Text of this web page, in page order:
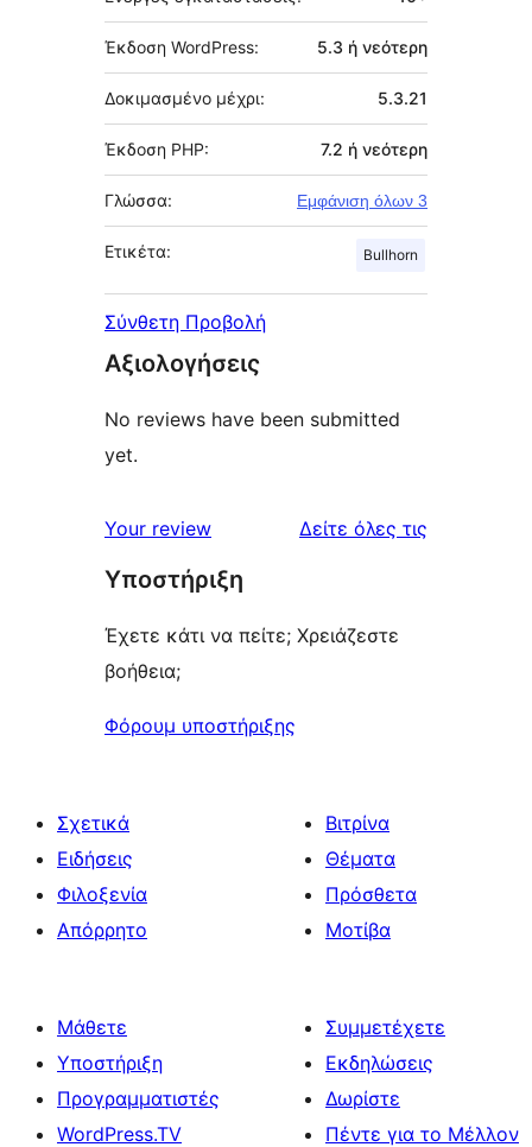
Έκδοση WordPress: 5.3 ή νεότερη
Δοκιμασμένο μέχρι: 5.3.21
Έκδοση PHP: 7.2 ή νεότερη
Γλώσσα: Εμφάνιση όλων 3
Ετικέτα: Bullhorn
Σύνθετη Προβολή
Αξιολογήσεις
No reviews have been submitted
yet.
Your review Δείτε όλες τις
Υποστήριξη
Έχετε κάτι να πείτε; Χρειάζεστε
βοήθεια;
Φόρουμ υποστήριξης
Σχετικά
Ειδήσεις
Φιλοξενία
Απόρρητο
Βιτρίνα
Θέματα
Πρόσθετα
Μοτίβα
Μάθετε
Υποστήριξη
Προγραμματιστές
WordPress.TV
Συμμετέχετε
Εκδηλώσεις
Δωρίστε
Πέντε για το Μέλλον